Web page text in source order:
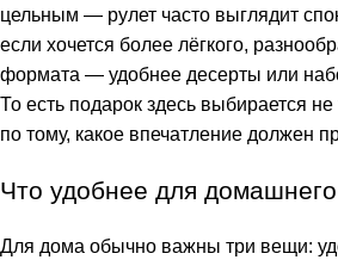
цельным — рулет часто выглядит
если хочется более лёгкого,
формата — удобнее десерты или
То есть подарок здесь выбирается не
по тому, какое впечатление должен
Что удобнее для домашнего
Для дома обычно важны три вещи: